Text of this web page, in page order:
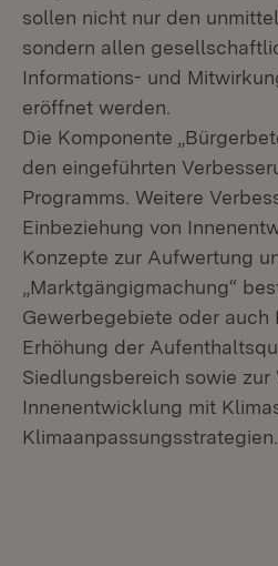
sollen nicht nur den
sondern allen
Informations- und
eröffnet werden.
Die Komponente
den eingeführten
Programms. Weitere
Einbeziehung von
Konzepte zur Aufwertung
„Marktgängigmachung“
Gewerbegebiete oder auch
Erhöhung der
Siedlungsbereich sowie zur
Innenentwicklung mit
Klimaanpassungsstrategien.